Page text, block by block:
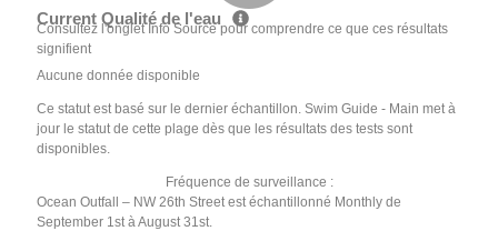
Current Qualité de l'eau
Consultez l'onglet Info Source pour comprendre ce que ces résultats
signifient
Aucune donnée disponible
Ce statut est basé sur le dernier échantillon. Swim Guide - Main met à
jour le statut de cette plage dès que les résultats des tests sont
disponibles.
Fréquence de surveillance :
Ocean Outfall – NW 26th Street est échantillonné Monthly de
September 1st à August 31st.